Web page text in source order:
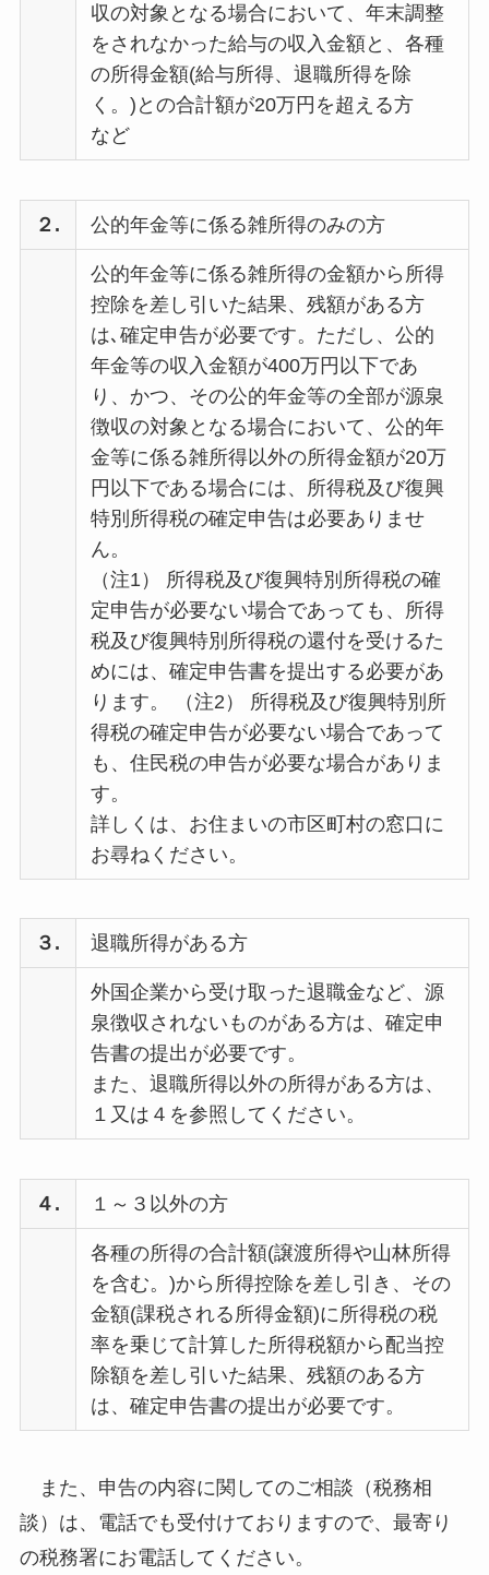
収の対象となる場合において、年末調整
をされなかった給与の収入金額と、各種
の所得金額(給与所得、退職所得を除
く。)との合計額が20万円を超える方
など
２. 公的年金等に係る雑所得のみの方
公的年金等に係る雑所得の金額から所得
控除を差し引いた結果、残額がある方
は､確定申告が必要です。ただし、公的
年金等の収入金額が400万円以下であ
り、かつ、その公的年金等の全部が源泉
徴収の対象となる場合において、公的年
金等に係る雑所得以外の所得金額が20万
円以下である場合には、所得税及び復興
特別所得税の確定申告は必要ありませ
ん。
（注1） 所得税及び復興特別所得税の確
定申告が必要ない場合であっても、所得
税及び復興特別所得税の還付を受けるた
めには、確定申告書を提出する必要があ
ります。 （注2） 所得税及び復興特別所
得税の確定申告が必要ない場合であって
も、住民税の申告が必要な場合がありま
す。
詳しくは、お住まいの市区町村の窓口に
お尋ねください。
３. 退職所得がある方
外国企業から受け取った退職金など、源
泉徴収されないものがある方は、確定申
告書の提出が必要です。
また、退職所得以外の所得がある方は、
１又は４を参照してください。
４. １～３以外の方
各種の所得の合計額(譲渡所得や山林所得
を含む。)から所得控除を差し引き、その
金額(課税される所得金額)に所得税の税
率を乗じて計算した所得税額から配当控
除額を差し引いた結果、残額のある方
は、確定申告書の提出が必要です。
また、申告の内容に関してのご相談（税務相
談）は、電話でも受付けておりますので、最寄り
の税務署にお電話してください。